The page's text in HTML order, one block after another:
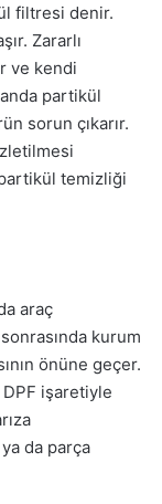
filtresi denir.
Zararlı
ve kendi
partikül
sorun çıkarır.
temizliği
araç
kurum
önüne geçer.
DPF işaretiyle
da parça